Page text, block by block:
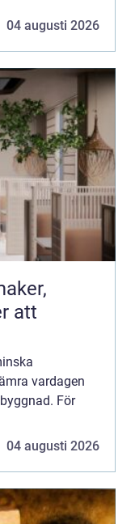
snabbaste
04 augusti 2026
att
vardagen
För
snabbaste
04 augusti 2026